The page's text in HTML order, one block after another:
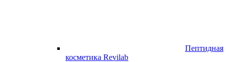
Пептидная
косметика Revilab